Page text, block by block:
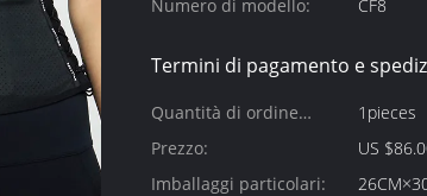
Numero di modello:
CF8
Termini di pagamento e
Quantità di ordine
minimo:
1pieces
Prezzo:
US
Imballaggi particolari: